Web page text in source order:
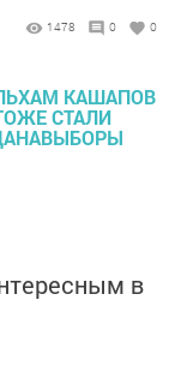
1478 0 0
в